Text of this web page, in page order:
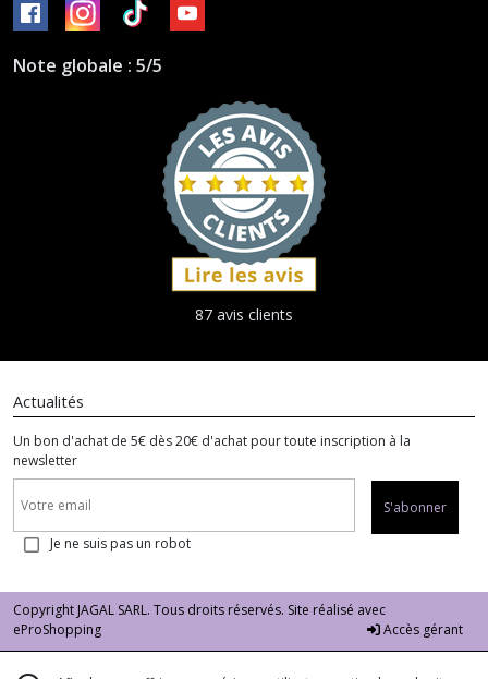
Note globale : 5/5
87 avis clients
Actualités
Un bon d'achat de 5€ dès 20€ d'achat pour toute inscription à la
newsletter
S'abonner
Je ne suis pas un robot
Copyright JAGAL SARL. Tous droits réservés. Site réalisé avec
eProShopping
Accès gérant